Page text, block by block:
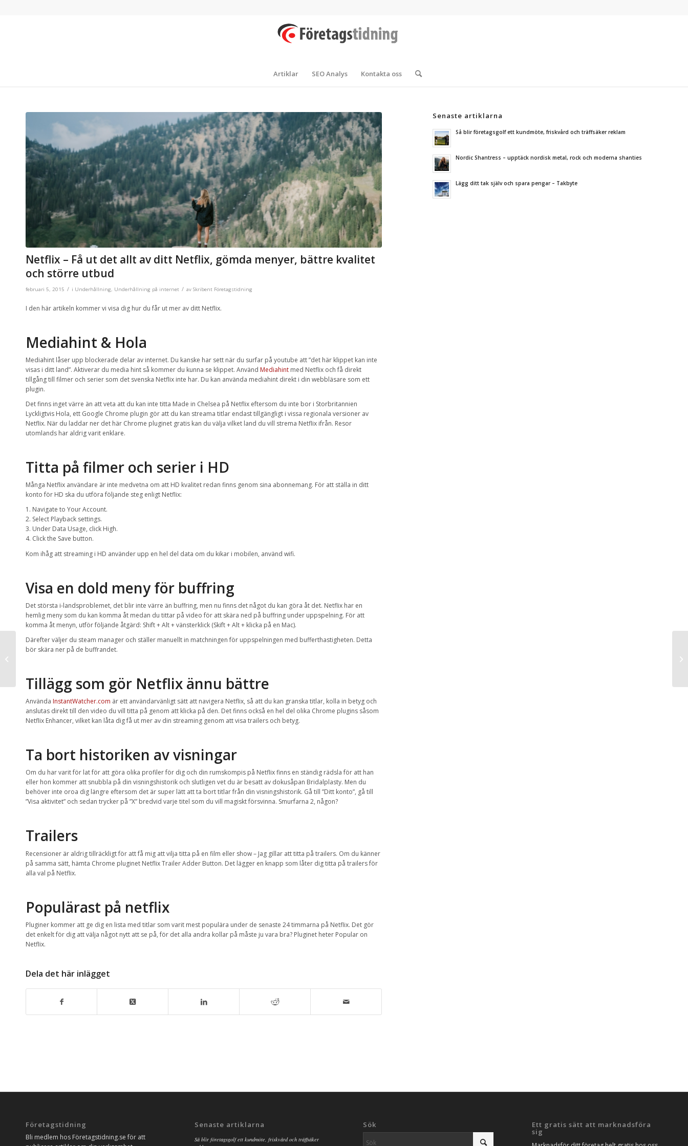
Artiklar SEO Analys Kontakta oss
Netflix – Få ut det allt av ditt Netflix, gömda menyer, bättre kvalitet
och större utbud
februari 5, 2015 / i Underhållning Underhållning på internet / av Skribent Företagstidning
I den här artikeln kommer vi visa dig hur du får ut mer av ditt Netflix.
Mediahint & Hola
Mediahint låser upp blockerade delar av internet. Du kanske har sett när du surfar på youtube att ”det här klippet kan inte
visas i ditt land”. Aktiverar du media hint så kommer du kunna se klippet. Använd Mediahint med Netflix och få direkt
tillgång till filmer och serier som det svenska Netflix inte har. Du kan använda mediahint direkt i din webbläsare som ett
plugin.
Det finns inget värre än att veta att du kan inte titta Made in Chelsea på Netflix eftersom du inte bor i Storbritannien
Lyckligtvis Hola, ett Google Chrome plugin gör att du kan streama titlar endast tillgängligt i vissa regionala versioner av
Netflix. När du laddar ner det här Chrome pluginet gratis kan du välja vilket land du vill strema Netflix ifrån. Resor
utomlands har aldrig varit enklare.
Titta på filmer och serier i HD
Många Netflix användare är inte medvetna om att HD kvalitet redan finns genom sina abonnemang. För att ställa in ditt
konto för HD ska du utföra följande steg enligt Netflix:
1. Navigate to Your Account.
2. Select Playback settings.
3. Under Data Usage, click High.
4. Click the Save button.
Kom ihåg att streaming i HD använder upp en hel del data om du kikar i mobilen, använd wifi.
Visa en dold meny för buffring
Det största i-landsproblemet, det blir inte värre än buffring, men nu finns det något du kan göra åt det. Netflix har en
hemlig meny som du kan komma åt medan du tittar på video för att skära ned på buffring under uppspelning. För att
komma åt menyn, utför följande åtgärd: Shift + Alt + vänsterklick (Skift + Alt + klicka på en Mac).
Därefter väljer du steam manager och ställer manuellt in matchningen för uppspelningen med bufferthastigheten. Detta
bör skära ner på de buffrandet.
Tillägg som gör Netflix ännu bättre
Använda InstantWatcher.com är ett användarvänligt sätt att navigera Netflix, så att du kan granska titlar, kolla in betyg och
anslutas direkt till den video du vill titta på genom att klicka på den. Det finns också en hel del olika Chrome plugins såsom
Netflix Enhancer, vilket kan låta dig få ut mer av din streaming genom att visa trailers och betyg.
Ta bort historiken av visningar
Om du har varit för lat för att göra olika profiler för dig och din rumskompis på Netflix finns en ständig rädsla för att han
eller hon kommer att snubbla på din visningshistorik och slutligen vet du är besatt av dokusåpan Bridalplasty. Men du
behöver inte oroa dig längre eftersom det är super lätt att ta bort titlar från din visningshistorik. Gå till ”Ditt konto”, gå till
”Visa aktivitet” och sedan trycker på ”X” bredvid varje titel som du vill magiskt försvinna. Smurfarna 2, någon?
Trailers
Recensioner är aldrig tillräckligt för att få mig att vilja titta på en film eller show – Jag gillar att titta på trailers. Om du känner
på samma sätt, hämta Chrome pluginet Netflix Trailer Adder Button. Det lägger en knapp som låter dig titta på trailers för
alla val på Netflix.
Populärast på netflix
Pluginer kommer att ge dig en lista med titlar som varit mest populära under de senaste 24 timmarna på Netflix. Det gör
det enkelt för dig att välja något nytt att se på, för det alla andra kollar på måste ju vara bra? Pluginet heter Popular on
Netflix.
Dela det här inlägget
Senaste artiklarna
Så blir företagsgolf ett kundmöte, friskvård och träffsäker reklam
Nordic Shantress – upptäck nordisk metal, rock och moderna shanties
Lägg ditt tak själv och spara pengar – Takbyte
Företagstidning
Bli medlem hos Företagstidning.se för att
Senaste artiklarna
Så blir företagsgolf ett kundmöte, friskvård och träffsäker
Sök Ett gratis sätt att marknadsföra
sig
Suddig logotyp – Köpa